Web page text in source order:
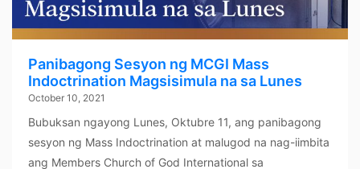
Panibagong Sesyon ng MCGI Mass
Indoctrination Magsisimula na sa Lunes
October 10, 2021
Bubuksan ngayong Lunes, Oktubre 11, ang panibagong
sesyon ng Mass Indoctrination at malugod na nag-iimbita
ang Members Church of God International sa